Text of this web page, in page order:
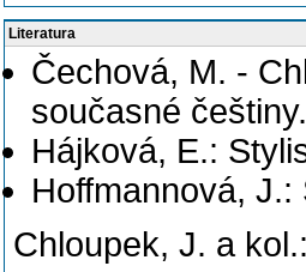
Literatura
Čechová, M. -
současné
Hájková, E.:
Hoffmannová,
Chloupek, J. a